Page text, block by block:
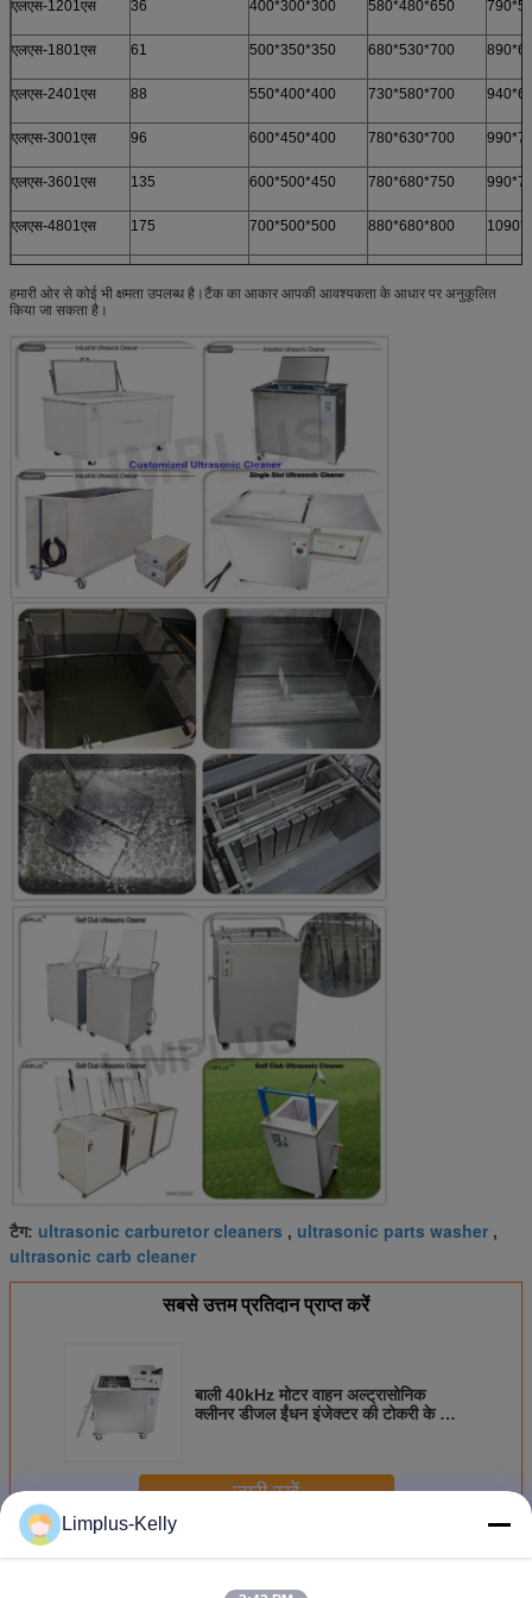
एलएस-1201एस 36 400*300*300 580*480*650
एलएस-1801एस 61 500*350*350 680*530*700
एलएस-2401एस 88 550*400*400 730*580*700
एलएस-3001एस 96 600*450*400 780*630*700
एलएस-3601एस 135 600*500*450 780*680*750
एलएस-4801एस 175 700*500*500 880*680*800
एलएस-6001एस 264 800*600*550 980*780*850
एलएस-7201एस
हमारी ओर से कोई भी क्षमता उपलब्ध है।टैंक का आकार आपकी आवश्यकता के आधार पर अनुकूलित
किया जा सकता है।
टैग: ultrasonic carburetor cleaners , ultrasonic parts washer ,
ultrasonic carb cleaner
सबसे उत्तम प्रतिदान प्राप्त करें
बाली 40kHz मोटर वाहन अल्ट्रासोनिक
क्लीनर डीजल ईंधन इंजेक्टर की टोकरी के साथ
जारी रखें
अधिकमोटर वाहन अल्ट्रासोनिक क्लीनर
Limplus-Kelly